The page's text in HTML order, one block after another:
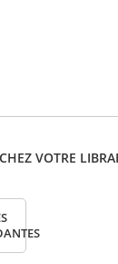
VOTRE